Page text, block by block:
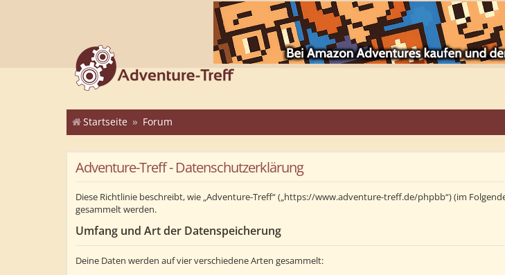
Startseite Forum
Adventure-Treff - Datenschutzerklärung
Diese Richtlinie beschreibt, wie „Adventure-Treff“ („https://www.adventure-treff.de/phpbb“) (im
gesammelt werden.
Umfang und Art der Datenspeicherung
Deine Daten werden auf vier verschiedene Arten gesammelt: